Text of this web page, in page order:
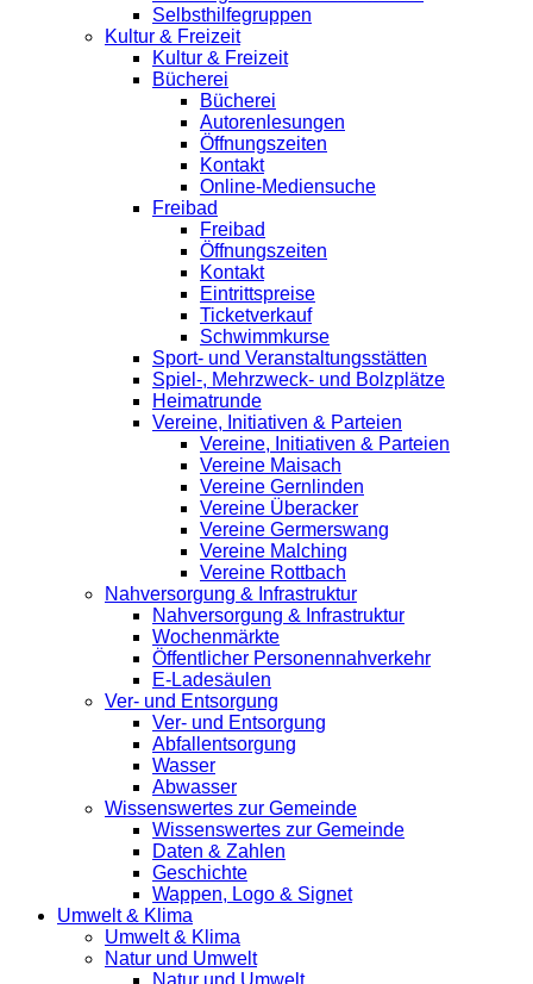
Selbsthilfegruppen
Kultur & Freizeit
Kultur & Freizeit
Bücherei
Bücherei
Autorenlesungen
Öffnungszeiten
Kontakt
Online-Mediensuche
Freibad
Freibad
Öffnungszeiten
Kontakt
Eintrittspreise
Ticketverkauf
Schwimmkurse
Sport- und Veranstaltungsstätten
Spiel-, Mehrzweck- und Bolzplätze
Heimatrunde
Vereine, Initiativen & Parteien
Vereine, Initiativen & Parteien
Vereine Maisach
Vereine Gernlinden
Vereine Überacker
Vereine Germerswang
Vereine Malching
Vereine Rottbach
Nahversorgung & Infrastruktur
Nahversorgung & Infrastruktur
Wochenmärkte
Öffentlicher Personennahverkehr
E-Ladesäulen
Ver- und Entsorgung
Ver- und Entsorgung
Abfallentsorgung
Wasser
Abwasser
Wissenswertes zur Gemeinde
Wissenswertes zur Gemeinde
Daten & Zahlen
Geschichte
Wappen, Logo & Signet
Umwelt & Klima
Umwelt & Klima
Natur und Umwelt
Natur und Umwelt